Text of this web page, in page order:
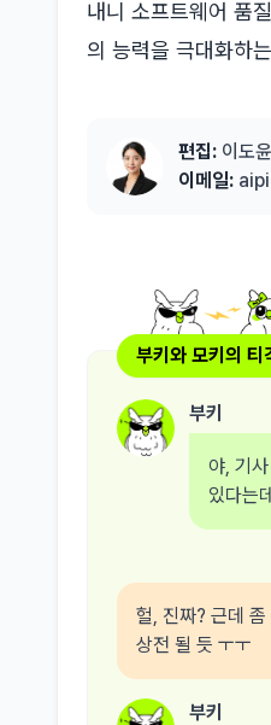
내니 소프트웨어 품
의 능력을 극대화하
편집: 이도
이메일:
부키와 모키의 티
부키
야, 기
있다는
헐, 진짜? 근데
상전 될 듯 ㅜㅜ
부키